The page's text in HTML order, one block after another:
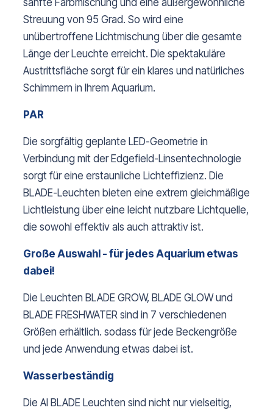
sanfte Farbmischung und eine außergewöhnliche
Streuung von 95 Grad. So wird eine
unübertroffene Lichtmischung über die gesamte
Länge der Leuchte erreicht. Die spektakuläre
Austrittsfläche sorgt für ein klares und natürliches
Schimmern in Ihrem Aquarium.
PAR
Die sorgfältig geplante LED-Geometrie in
Verbindung mit der Edgefield-Linsentechnologie
sorgt für eine erstaunliche Lichteffizienz. Die
BLADE-Leuchten bieten eine extrem gleichmäßige
Lichtleistung über eine leicht nutzbare Lichtquelle,
die sowohl effektiv als auch attraktiv ist.
Große Auswahl - für jedes Aquarium etwas
dabei!
Die Leuchten BLADE GROW, BLADE GLOW und
BLADE FRESHWATER sind in 7 verschiedenen
Größen erhältlich. sodass für jede Beckengröße
und jede Anwendung etwas dabei ist.
Wasserbeständig
Die AI BLADE Leuchten sind nicht nur vielseitig,